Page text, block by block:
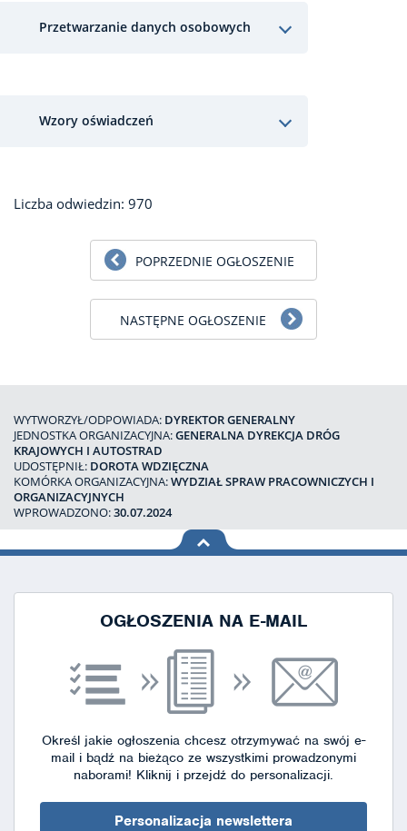
Przetwarzanie danych osobowych
Wzory oświadczeń
Liczba odwiedzin: 970
POPRZEDNIE OGŁOSZENIE
NASTĘPNE OGŁOSZENIE
WYTWORZYŁ/ODPOWIADA: DYREKTOR GENERALNY
JEDNOSTKA ORGANIZACYJNA:GENERALNA DYREKCJA DRÓG
KRAJOWYCH I AUTOSTRAD
UDOSTĘPNIŁ: DOROTA WDZIĘCZNA
KOMÓRKA ORGANIZACYJNA:WYDZIAŁ SPRAW PRACOWNICZYCH I
ORGANIZACYJNYCH
WPROWADZONO:30.07.2024
na górę
OGŁOSZENIA NA E-MAIL
Określ jakie ogłoszenia chcesz otrzymywać na swój e-
mail i bądź na bieżąco ze wszystkimi prowadzonymi
naborami! Kliknij i przejdź do personalizacji.
Personalizacja newslettera